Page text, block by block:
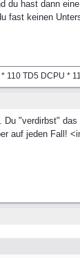
du hast dann
fast keinen
110 TD5 DCPU *
"verdirbst"
auf jeden Fall!